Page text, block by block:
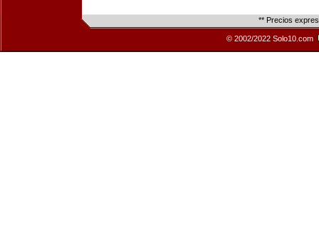
** Precios
© 2002/2022 Solo10.com